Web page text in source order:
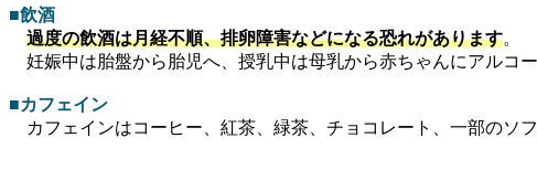
■飲酒
過度の飲酒は月経不順、排卵障害などになる恐れがあります。
妊娠中は胎盤から胎児へ、授乳中は母乳から赤ちゃんにアルコ
■カフェイン
カフェインはコーヒー、紅茶、緑茶、チョコレート、一部のソ